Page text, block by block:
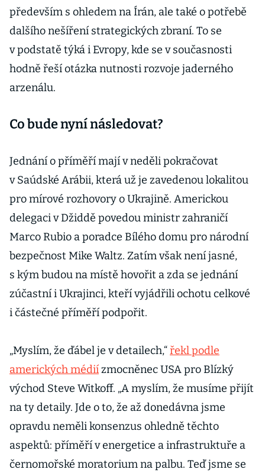
především s ohledem na Írán, ale také o potřebě
dalšího nešíření strategických zbraní. To se
v podstatě týká i Evropy, kde se v současnosti
hodně řeší otázka nutnosti rozvoje jaderného
arzenálu.
Co bude nyní následovat?
Jednání o příměří mají v neděli pokračovat
v Saúdské Arábii, která už je zavedenou lokalitou
pro mírové rozhovory o Ukrajině. Americkou
delegaci v Džiddě povedou ministr zahraničí
Marco Rubio a poradce Bílého domu pro národní
bezpečnost Mike Waltz. Zatím však není jasné,
s kým budou na místě hovořit a zda se jednání
zúčastní i Ukrajinci, kteří vyjádřili ochotu celkové
i částečné příměří podpořit.
„Myslím, že ďábel je v detailech,“řekl podle
amerických médiízmocněnec USA pro Blízký
východ Steve Witkoff. „A myslím, že musíme přijít
na ty detaily. Jde o to, že až donedávna jsme
opravdu neměli konsenzus ohledně těchto
aspektů: příměří v energetice a infrastruktuře a
černomořské moratorium na palbu. Teď jsme se